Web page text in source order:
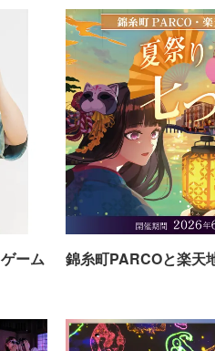
ーム
錦糸町PARCOと楽天